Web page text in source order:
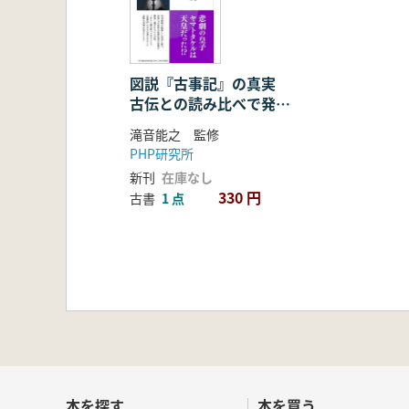
図説『古事記』の真実
古伝との読み比べで発見
する!
滝音能之 監修
PHP研究所
新刊 在庫なし
古書 1 点 330 円